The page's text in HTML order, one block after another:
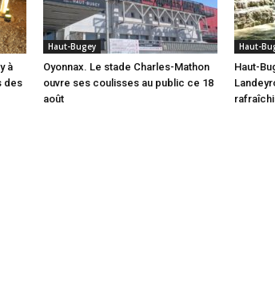
à
des
Haut-Bugey
Oyonnax. Le stade Charles-Mathon
ouvre ses coulisses au public ce 18
août
Haut-
Haut-